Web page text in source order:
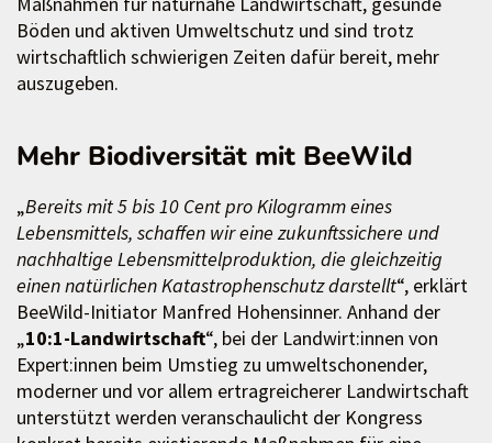
Böden und aktiven Umweltschutz und sind trotz
wirtschaftlich schwierigen Zeiten dafür bereit, mehr
auszugeben.
Mehr Biodiversität mit BeeWild
„Bereits mit 5 bis 10 Cent pro Kilogramm eines
Lebensmittels, schaffen wir eine zukunftssichere und
nachhaltige Lebensmittelproduktion, die gleichzeitig
einen natürlichen Katastrophenschutz darstellt“, erklärt
BeeWild-Initiator Manfred Hohensinner. Anhand der
„10:1-Landwirtschaft“, bei der Landwirt:innen von
Expert:innen beim Umstieg zu umweltschonender,
moderner und vor allem ertragreicherer Landwirtschaft
unterstützt werden veranschaulicht der Kongress